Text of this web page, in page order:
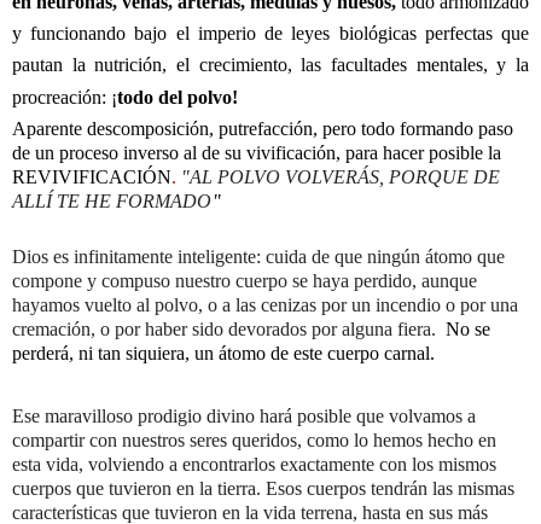
y funcionando bajo el imperio de leyes biológicas perfectas que
pautan la nutrición, el crecimiento, las facultades mentales, y la
procreación: ¡todo del polvo!
Aparente descomposición, putrefacción, pero todo formando paso
de un proceso inverso al de su vivificación, para hacer posible la
REVIVIFICACIÓN. "AL POLVO VOLVERÁS, PORQUE DE
ALLÍ TE HE FORMADO"
Dios es infinitamente inteligente: cuida de que ningún átomo que
compone y compuso nuestro cuerpo se haya perdido, aunque
hayamos vuelto al polvo, o a las cenizas por un incendio o por una
cremación, o por haber sido devorados por alguna fiera. No se
perderá, ni tan siquiera, un átomo de este cuerpo carnal.
Ese maravilloso prodigio divino hará posible que volvamos a
compartir con nuestros seres queridos, como lo hemos hecho en
esta vida, volviendo a encontrarlos exactamente con los mismos
cuerpos que tuvieron en la tierra. Esos cuerpos tendrán las mismas
características que tuvieron en la vida terrena, hasta en sus más